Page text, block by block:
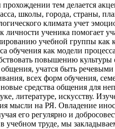
тем делается
школы, города, страны,
климата учет
ученика помогает
учебной группы как
обучения как модели
повышению
учатся быть
всех форм обучения,
средства общения для
литературе, искусству.
мысли на РЯ. Овладение
его регулярно и
учебном труде, мы